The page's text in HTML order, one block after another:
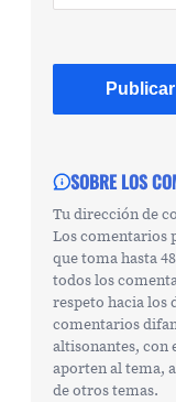
SOBRE LOS
Tu dirección de
Los comentarios
que toma hasta
todos los
respeto hacia los
comentarios
altisonantes, con
aporten al tema,
de otros temas.